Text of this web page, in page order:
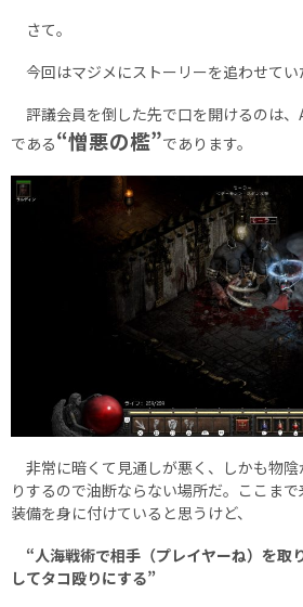
さて。
今回はマジメにストーリーを追わせてい
評議会員を倒した先で口を開けるのは
である“憎悪の檻”であります。
非常に暗くて見通しが悪く、しかも物
りするので油断ならない場所だ。ここま
装備を身に付けていると思うけど、
“人海戦術で相手（プレイヤーね）を取
してタコ殴りにする”